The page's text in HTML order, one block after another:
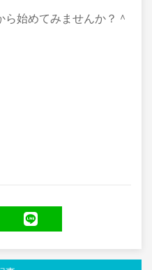
始めてみませんか？＾